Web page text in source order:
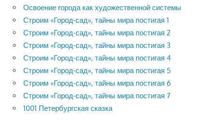
Освоение города как художественной системы
Строим «Город-сад», тайны мира постигая 1
Строим «Город-сад», тайны мира постигая 2
Строим «Город-сад», тайны мира постигая 3
Строим «Город-сад», тайны мира постигая 4
Строим «Город-сад», тайны мира постигая 5
Строим «Город-сад», тайны мира постигая 6
Строим «Город-сад», тайны мира постигая 7
1001 Петербургская сказка